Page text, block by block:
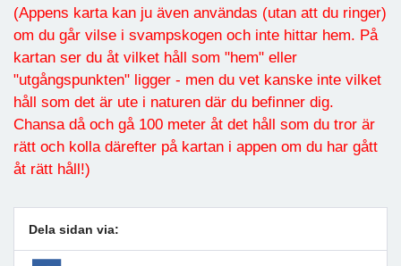
(Appens karta kan ju även användas (utan att du ringer)
om du går vilse i svampskogen och inte hittar hem. På
kartan ser du åt vilket håll som "hem" eller
"utgångspunkten" ligger - men du vet kanske inte vilket
håll som det är ute i naturen där du befinner dig.
Chansa då och gå 100 meter åt det håll som du tror är
rätt och kolla därefter på kartan i appen om du har gått
åt rätt håll!)
Dela sidan via: